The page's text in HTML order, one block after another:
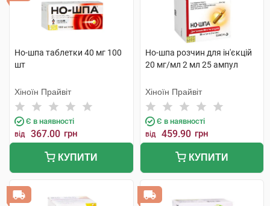
Но-шпа таблетки 40 мг 100
шт
Хіноїн Прайвіт
Є в наявності
від 367.00 грн
КУПИТИ
Но-шпа розчин для ін'єкцій
20 мг/мл 2 мл 25 ампул
Хіноїн Прайвіт
Є в наявності
від 459.90 грн
КУПИТИ